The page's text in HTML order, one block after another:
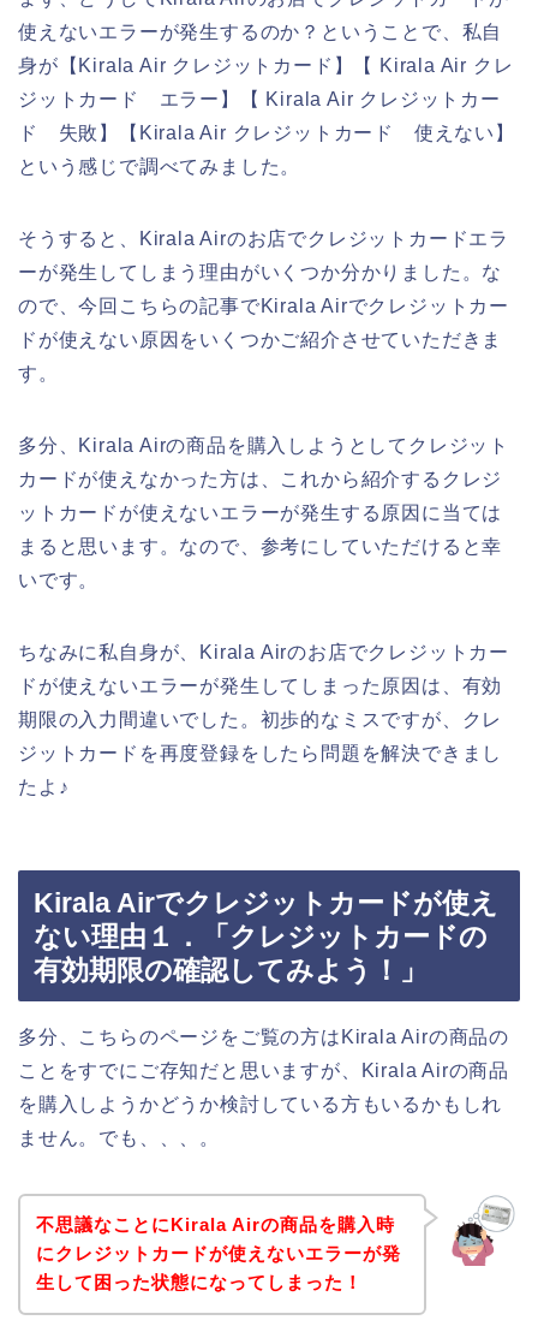
使えないエラーが発生するのか？ということで、私自
身が【Kirala Air クレジットカード】【 Kirala Air クレ
ジットカード エラー】【 Kirala Air クレジットカー
ド 失敗】【Kirala Air クレジットカード 使えない】
という感じで調べてみました。
そうすると、Kirala Airのお店でクレジットカードエラ
ーが発生してしまう理由がいくつか分かりました。な
ので、今回こちらの記事でKirala Airでクレジットカー
ドが使えない原因をいくつかご紹介させていただきま
す。
多分、Kirala Airの商品を購入しようとしてクレジット
カードが使えなかった方は、これから紹介するクレジ
ットカードが使えないエラーが発生する原因に当ては
まると思います。なので、参考にしていただけると幸
いです。
ちなみに私自身が、Kirala Airのお店でクレジットカー
ドが使えないエラーが発生してしまった原因は、有効
期限の入力間違いでした。初歩的なミスですが、クレ
ジットカードを再度登録をしたら問題を解決できまし
たよ♪
Kirala Airでクレジットカードが使え
ない理由１．「クレジットカードの
有効期限の確認してみよう！」
多分、こちらのページをご覧の方はKirala Airの商品の
ことをすでにご存知だと思いますが、Kirala Airの商品
を購入しようかどうか検討している方もいるかもしれ
ません。でも、、、。
不思議なことにKirala Airの商品を購入時
にクレジットカードが使えないエラーが発
生して困った状態になってしまった！